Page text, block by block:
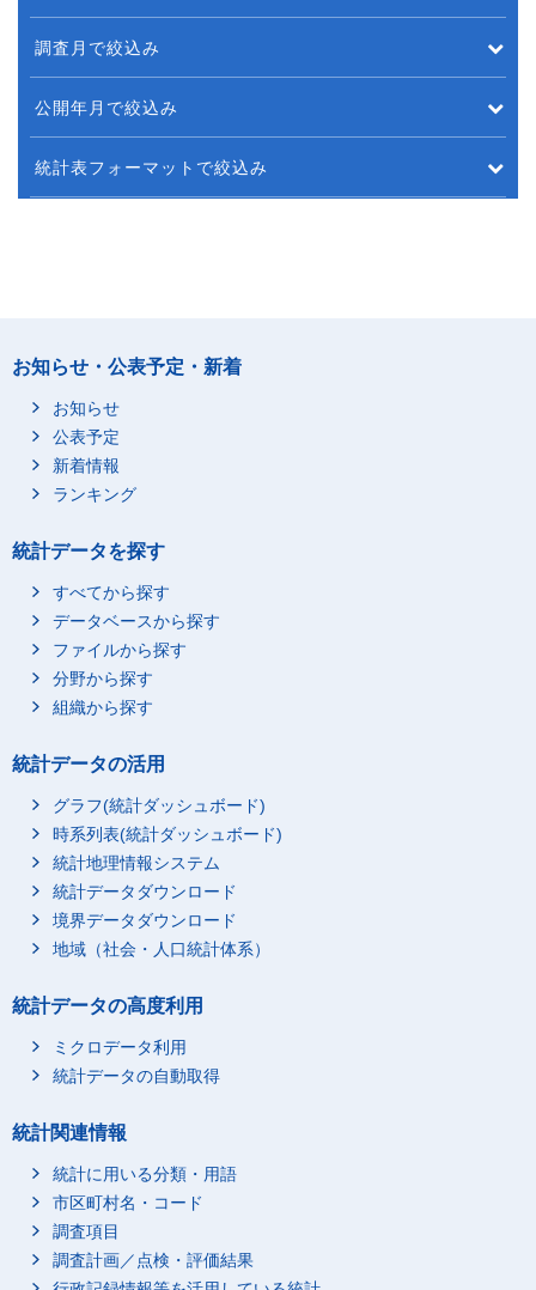
調査月で絞込み
公開年月で絞込み
統計表フォーマットで絞込み
お知らせ・公表予定・新着
お知らせ
公表予定
新着情報
ランキング
統計データを探す
すべてから探す
データベースから探す
ファイルから探す
分野から探す
組織から探す
統計データの活用
グラフ(統計ダッシュボード)
時系列表(統計ダッシュボード)
統計地理情報システム
統計データダウンロード
境界データダウンロード
地域（社会・人口統計体系）
統計データの高度利用
ミクロデータ利用
統計データの自動取得
統計関連情報
統計に用いる分類・用語
市区町村名・コード
調査項目
調査計画／点検・評価結果